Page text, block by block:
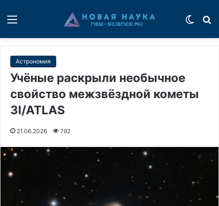
Астрономия
Учёные раскрыли необычное
свойство межзвёздной кометы
3I/ATLAS
21.06.2026 792